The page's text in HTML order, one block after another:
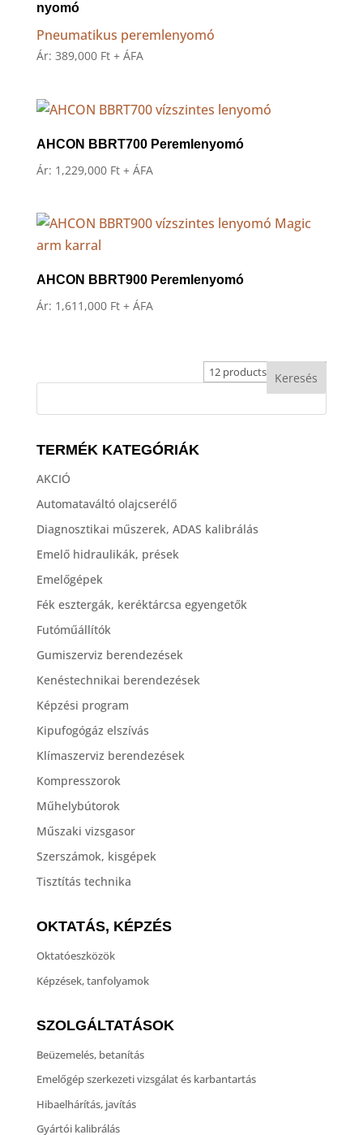
nyomó
Pneumatikus peremlenyomó
Ár: 389,000 Ft + ÁFA
AHCON BBRT700 Peremlenyomó
Ár: 1,229,000 Ft + ÁFA
AHCON BBRT900 Peremlenyomó
Ár: 1,611,000 Ft + ÁFA
TERMÉK KATEGÓRIÁK
AKCIÓ
Automataváltó olajcserélő
Diagnosztikai műszerek, ADAS kalibrálás
Emelő hidraulikák, prések
Emelőgépek
Fék esztergák, keréktárcsa egyengetők
Futóműállítók
Gumiszerviz berendezések
Kenéstechnikai berendezések
Képzési program
Kipufogógáz elszívás
Klímaszerviz berendezések
Kompresszorok
Műhelybútorok
Műszaki vizsgasor
Szerszámok, kisgépek
Tisztítás technika
OKTATÁS, KÉPZÉS
Oktatóeszközök
Képzések, tanfolyamok
SZOLGÁLTATÁSOK
Beüzemelés, betanítás
Emelőgép szerkezeti vizsgálat és karbantartás
Hibaelhárítás, javítás
Gyártói kalibrálás